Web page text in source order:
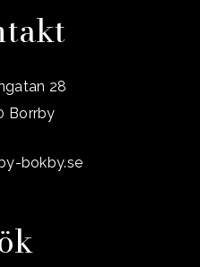
28
Borrby
bokby.se